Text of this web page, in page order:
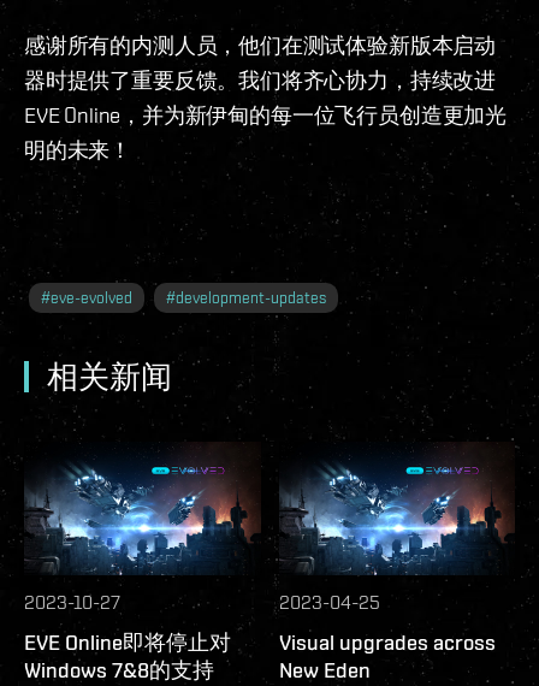
感谢所有的内测人员，他们在测试体验新版本启动
器时提供了重要反馈。我们将齐心协力，持续改进
EVE Online，并为新伊甸的每一位飞行员创造更加光
明的未来！
#eve-evolved #development-updates
相关新闻
2023-10-27
EVE Online即将停止对
Windows 7&8的支持
2023-04-25
Visual upgrades across
New Eden